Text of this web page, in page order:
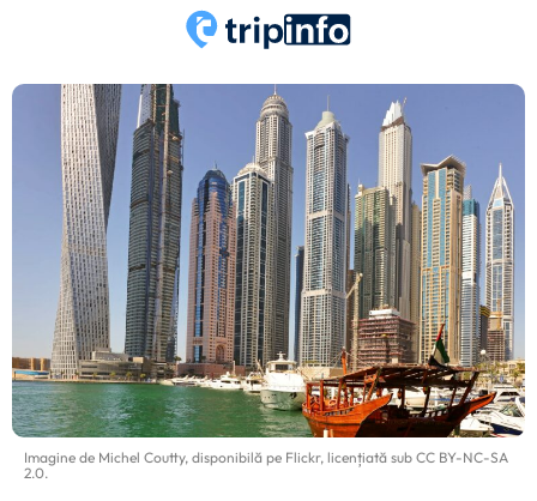
Imagine de Michel Coutty, disponibilă pe Flickr, licențiată sub CC BY-NC-SA
2.0.